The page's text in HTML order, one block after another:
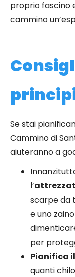
proprio fascino
cammino
Se stai
Cammino di
aiuteranno a
l’
scarpe da
e uno
per
Pianifica
quanti